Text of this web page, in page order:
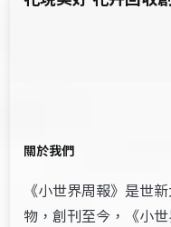
關於我們
《小世界周報》是世
物，創刊至今，《小